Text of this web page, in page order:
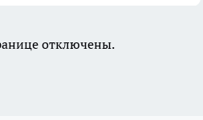
отключены.